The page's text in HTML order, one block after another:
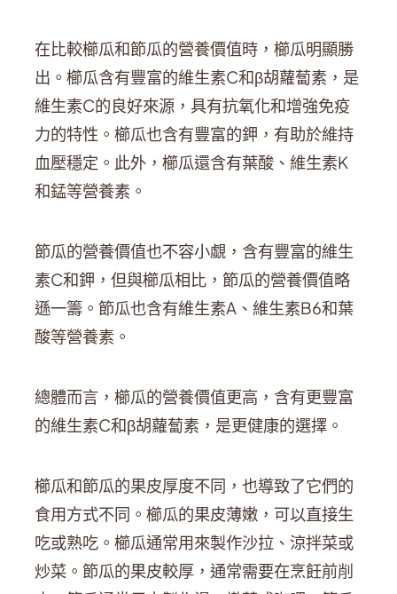
在比較櫛瓜和節瓜的營養價值時，櫛瓜明顯勝
出。櫛瓜含有豐富的維生素C和β胡蘿蔔素，是
維生素C的良好來源，具有抗氧化和增強免疫
力的特性。櫛瓜也含有豐富的鉀，有助於維持
血壓穩定。此外，櫛瓜還含有葉酸、維生素K
和錳等營養素。
節瓜的營養價值也不容小覷，含有豐富的維生
素C和鉀，但與櫛瓜相比，節瓜的營養價值略
遜一籌。節瓜也含有維生素A、維生素B6和葉
酸等營養素。
總體而言，櫛瓜的營養價值更高，含有更豐富
的維生素C和β胡蘿蔔素，是更健康的選擇。
櫛瓜和節瓜的果皮厚度不同，也導致了它們的
食用方式不同。櫛瓜的果皮薄嫩，可以直接生
吃或熟吃。櫛瓜通常用來製作沙拉、涼拌菜或
炒菜。節瓜的果皮較厚，通常需要在烹飪前削